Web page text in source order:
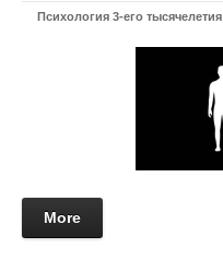
Психология 3-его тысячелетия
More